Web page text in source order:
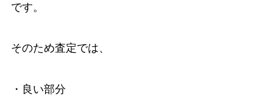
です。
そのため査定では、
・良い部分